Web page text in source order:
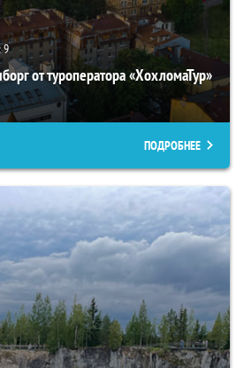
9
от туроператора «ХохломаТур»
ПОДРОБНЕЕ